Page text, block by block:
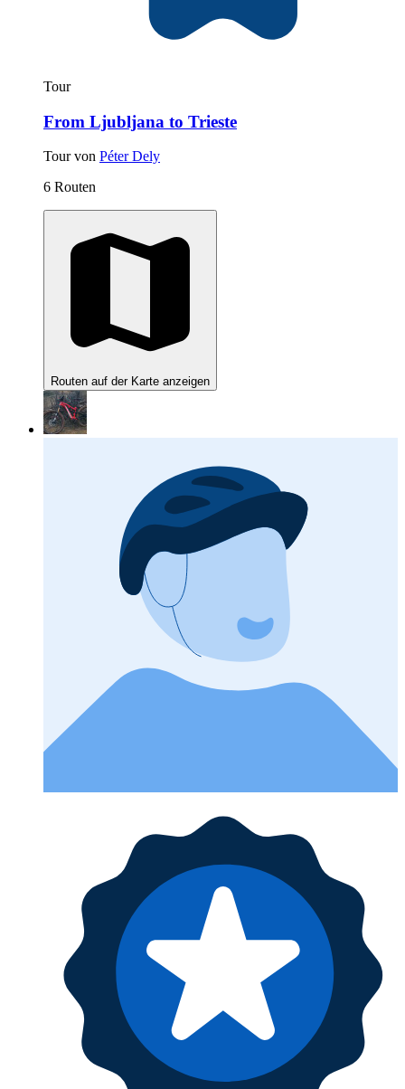
Tour
From Ljubljana to Trieste
Tour von Péter Dely
6 Routen
Routen auf der Karte anzeigen